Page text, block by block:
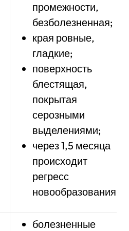
промежности,
безболезненная;
края ровные,
гладкие;
поверхность
блестящая,
покрытая
серозными
выделениями;
через 1,5 месяца
происходит
регресс
новообразования.
болезненные